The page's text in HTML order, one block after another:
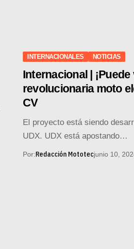
INTERNACIONALES NOTICIAS
Internacional |
revolucionaria moto
CV
El proyecto está siendo
UDX. UDX está apostando…
Por:Redacción Mototecjunio 10,